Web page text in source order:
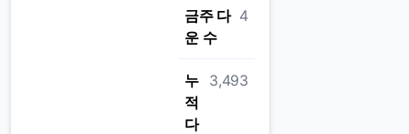
금주 다
운 수
4
누
적
다
3,493